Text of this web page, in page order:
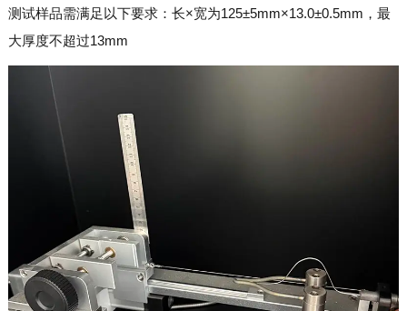
测试样品需满足以下要求：长×宽为125±5mm×13.0±0.5mm，最
大厚度不超过13mm